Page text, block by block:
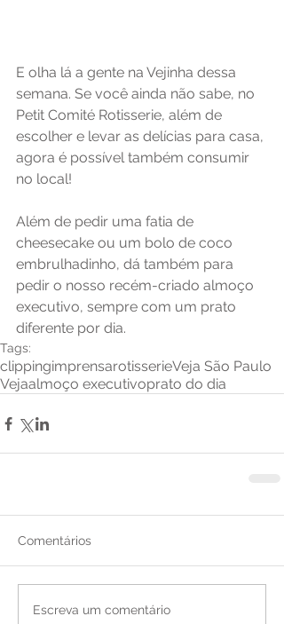
E olha lá a gente na Vejinha dessa
semana. Se você ainda não sabe, no
Petit Comité Rotisserie, além de
escolher e levar as delícias para casa,
agora é possível também consumir
no local!
Além de pedir uma fatia de
cheesecake ou um bolo de coco
embrulhadinho, dá também para
pedir o nosso recém-criado almoço
executivo, sempre com um prato
diferente por dia.
Tags:
clippingimprensarotisserieVeja São Paulo
Vejaalmoço executivoprato do dia
Comentários
Escreva um comentário